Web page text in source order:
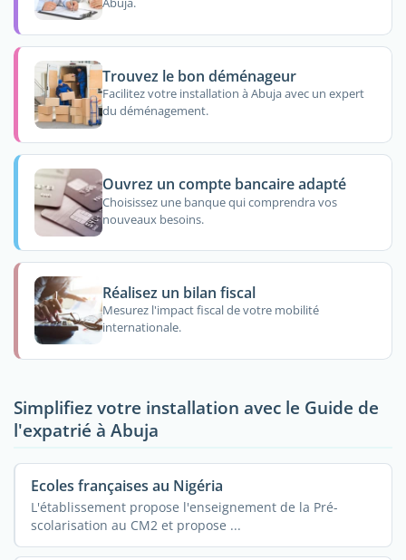
Trouvez le bon déménageur
Facilitez votre installation à Abuja avec un expert
du déménagement.
Ouvrez un compte bancaire adapté
Choisissez une banque qui comprendra vos
nouveaux besoins.
Réalisez un bilan fiscal
Mesurez l'impact fiscal de votre mobilité
internationale.
Simplifiez votre installation avec le Guide de
l'expatrié à Abuja
Ecoles françaises au Nigéria
L'établissement propose l'enseignement de la Pré-
scolarisation au CM2 et propose ...